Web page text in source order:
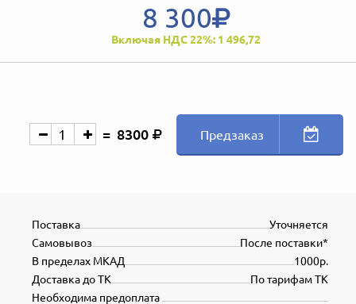
8 300
Включая НДС 22%: 1 496,72
8300 Предзаказ
Уточняется
Поставка
После поставки*
Самовывоз
1000р.
В пределах МКАД
По тарифам ТК
Доставка до ТК
Необходима предоплата